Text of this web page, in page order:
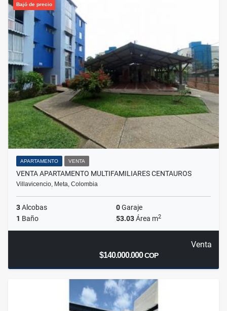
Bajó de precio
APARTAMENTO VENTA
VENTA APARTAMENTO MULTIFAMILIARES CENTAUROS
Villavicencio, Meta, Colombia
3Alcobas 0Garaje
1 Baño 53.03Área m2
Venta
$140.000.000COP